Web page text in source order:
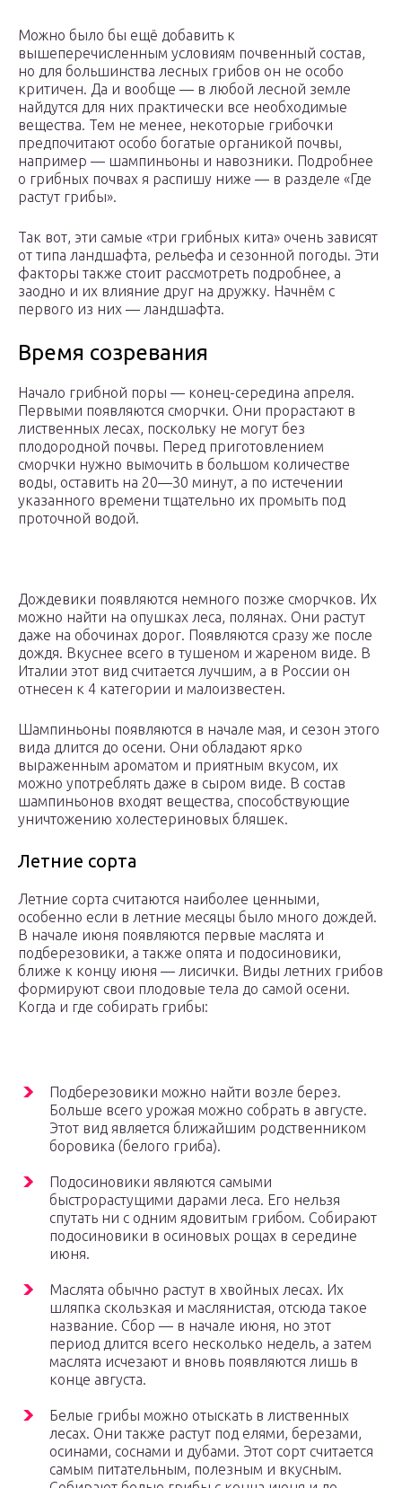
Можно было бы ещё добавить к
вышеперечисленным условиям почвенный состав,
но для большинства лесных грибов он не особо
критичен. Да и вообще — в любой лесной земле
найдутся для них практически все необходимые
вещества. Тем не менее, некоторые грибочки
предпочитают особо богатые органикой почвы,
например — шампиньоны и навозники. Подробнее
о грибных почвах я распишу ниже — в разделе «Где
растут грибы».
Так вот, эти самые «три грибных кита» очень зависят
от типа ландшафта, рельефа и сезонной погоды. Эти
факторы также стоит рассмотреть подробнее, а
заодно и их влияние друг на дружку. Начнём с
первого из них — ландшафта.
Время созревания
Начало грибной поры — конец-середина апреля.
Первыми появляются сморчки. Они прорастают в
лиственных лесах, поскольку не могут без
плодородной почвы. Перед приготовлением
сморчки нужно вымочить в большом количестве
воды, оставить на 20—30 минут, а по истечении
указанного времени тщательно их промыть под
проточной водой.
Дождевики появляются немного позже сморчков. Их
можно найти на опушках леса, полянах. Они растут
даже на обочинах дорог. Появляются сразу же после
дождя. Вкуснее всего в тушеном и жареном виде. В
Италии этот вид считается лучшим, а в России он
отнесен к 4 категории и малоизвестен.
Шампиньоны появляются в начале мая, и сезон этого
вида длится до осени. Они обладают ярко
выраженным ароматом и приятным вкусом, их
можно употреблять даже в сыром виде. В состав
шампиньонов входят вещества, способствующие
уничтожению холестериновых бляшек.
Летние сорта
Летние сорта считаются наиболее ценными,
особенно если в летние месяцы было много дождей.
В начале июня появляются первые маслята и
подберезовики, а также опята и подосиновики,
ближе к концу июня — лисички. Виды летних грибов
формируют свои плодовые тела до самой осени.
Когда и где собирать грибы:
Подберезовики можно найти возле берез.
Больше всего урожая можно собрать в августе.
Этот вид является ближайшим родственником
боровика (белого гриба).
Подосиновики являются самыми
быстрорастущими дарами леса. Его нельзя
спутать ни с одним ядовитым грибом. Собирают
подосиновики в осиновых рощах в середине
июня.
Маслята обычно растут в хвойных лесах. Их
шляпка скользкая и маслянистая, отсюда такое
название. Сбор — в начале июня, но этот
период длится всего несколько недель, а затем
маслята исчезают и вновь появляются лишь в
конце августа.
Белые грибы можно отыскать в лиственных
лесах. Они также растут под елями, березами,
осинами, соснами и дубами. Этот сорт считается
самым питательным, полезным и вкусным.